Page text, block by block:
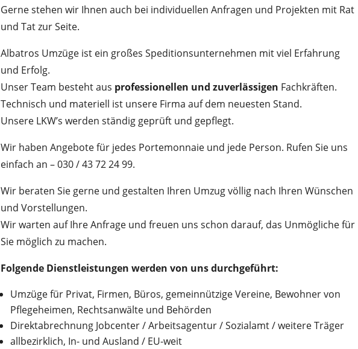
Gerne stehen wir Ihnen auch bei individuellen Anfragen und Projekten mit Rat
und Tat zur Seite.
Albatros Umzüge ist ein großes Speditionsunternehmen mit viel Erfahrung
und Erfolg.
Unser Team besteht aus professionellen und zuverlässigen Fachkräften.
Technisch und materiell ist unsere Firma auf dem neuesten Stand.
Unsere LKW’s werden ständig geprüft und gepflegt.
Wir haben Angebote für jedes Portemonnaie und jede Person. Rufen Sie uns
einfach an – 030 / 43 72 24 99.
Wir beraten Sie gerne und gestalten Ihren Umzug völlig nach Ihren Wünschen
und Vorstellungen.
Wir warten auf Ihre Anfrage und freuen uns schon darauf, das Unmögliche für
Sie möglich zu machen.
Folgende Dienstleistungen werden von uns durchgeführt:
Umzüge für Privat, Firmen, Büros, gemeinnützige Vereine, Bewohner von
Pflegeheimen, Rechtsanwälte und Behörden
Direktabrechnung Jobcenter / Arbeitsagentur / Sozialamt / weitere Träger
allbezirklich, In- und Ausland / EU-weit